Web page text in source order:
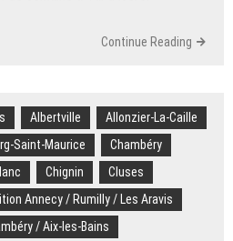
de
Sarrazin
et
Continue Reading
Albertville
Allonzier-La-Caille
Saint-Maurice
Chambéry
Chignin
Cluses
Annecy / Rumilly / Les Aravis
/ Aix-les-Bains